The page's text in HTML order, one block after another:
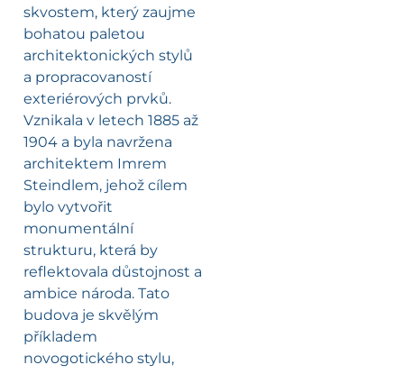
skvostem, který zaujme
bohatou paletou
architektonických stylů
a propracovaností
exteriérových prvků.
Vznikala v letech 1885 až
1904 a byla navržena
architektem Imrem
Steindlem, jehož cílem
bylo vytvořit
monumentální
strukturu, která by
reflektovala důstojnost a
ambice národa. Tato
budova je skvělým
příkladem
novogotického stylu,